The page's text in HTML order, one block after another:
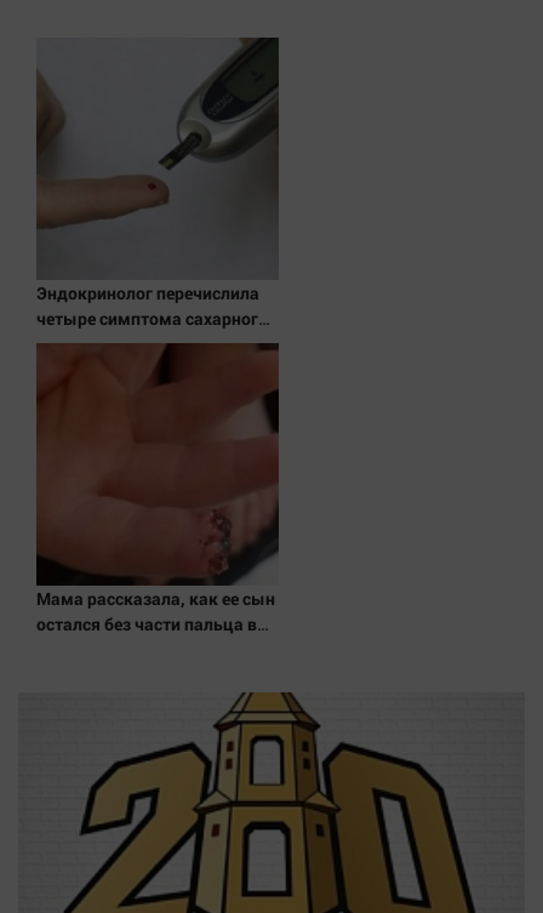
Эндокринолог перечислила
четыре симптома сахарного
диабета
Мама рассказала, как ее сын
остался без части пальца в